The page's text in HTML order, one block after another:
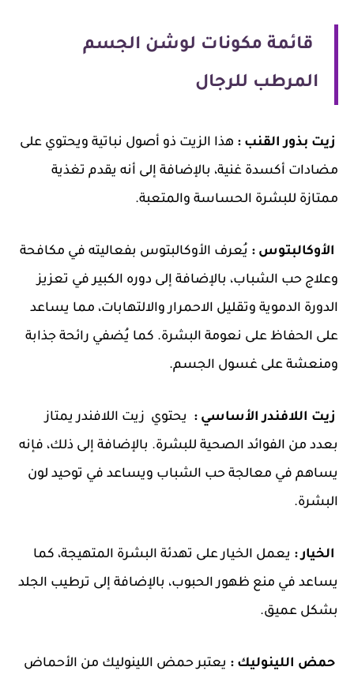
قائمة مكونات لوشن الجسم
المرطب للرجال
زيت بذور القنب : هذا الزيت ذو أصول نباتية ويحتوي على
مضادات أكسدة غنية، بالإضافة إلى أنه يقدم تغذية
ممتازة للبشرة الحساسة والمتعبة.
الأوكالبتوس : يُعرف الأوكالبتوس بفعاليته في مكافحة
وعلاج حب الشباب، بالإضافة إلى دوره الكبير في تعزيز
الدورة الدموية وتقليل الاحمرار والالتهابات، مما يساعد
على الحفاظ على نعومة البشرة. كما يُضفي رائحة جذابة
ومنعشة على غسول الجسم.
زيت اللافندر الأساسي :
يحتوي زيت اللافندر يمتاز
بعدد من الفوائد الصحية للبشرة. بالإضافة إلى ذلك، فإنه
يساهم في معالجة حب الشباب ويساعد في توحيد لون
البشرة.
الخيار : يعمل الخيار على تهدئة البشرة المتهيجة، كما
يساعد في منع ظهور الحبوب، بالإضافة إلى ترطيب الجلد
بشكل عميق.
حمض اللينوليك : يعتبر حمض اللينوليك من الأحماض